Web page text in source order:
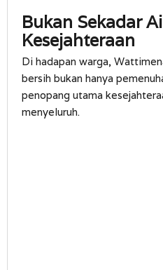
Bukan Sekadar
Kesejahteraan
Di hadapan warga,
bersih bukan hanya
penopang utama
menyeluruh.